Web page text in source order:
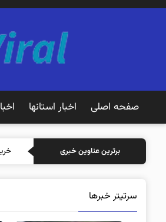
صفحه اصلی اخبار استانها
برترین عناوین خبری
سرتیتر خبرها